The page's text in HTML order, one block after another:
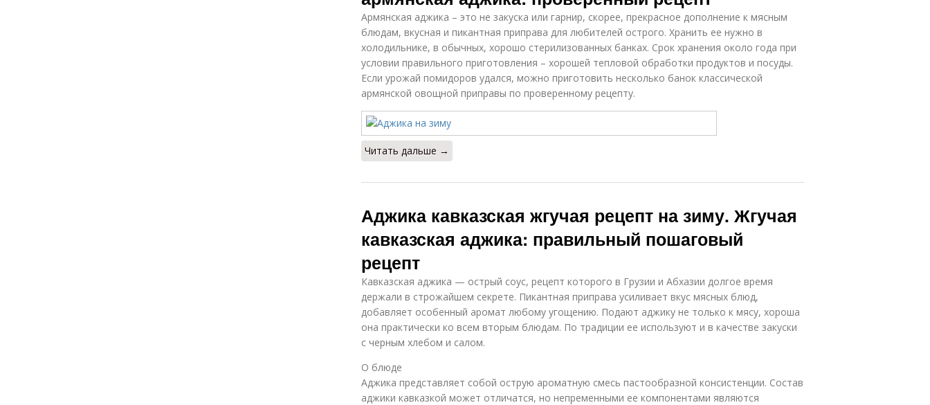
Армянская аджика – это не закуска или гарнир, скорее, прекрасное дополнение к мясным
блюдам, вкусная и пикантная приправа для любителей острого. Хранить ее нужно в
холодильнике, в обычных, хорошо стерилизованных банках. Срок хранения около года при
условии правильного приготовления – хорошей тепловой обработки продуктов и посуды.
Если урожай помидоров удался, можно приготовить несколько банок классической
армянской овощной приправы по проверенному рецепту.
Читать дальше →
Аджика кавказская жгучая рецепт на зиму. Жгучая
кавказская аджика: правильный пошаговый
рецепт
Кавказская аджика — острый соус, рецепт которого в Грузии и Абхазии долгое время
держали в строжайшем секрете. Пикантная приправа усиливает вкус мясных блюд,
добавляет особенный аромат любому угощению. Подают аджику не только к мясу, хороша
она практически ко всем вторым блюдам. По традиции ее используют и в качестве закуски
с черным хлебом и салом.
О блюде
Аджика представляет собой острую ароматную смесь пастообразной консистенции. Состав
аджики кавказкой может отличатся, но непременными ее компонентами являются